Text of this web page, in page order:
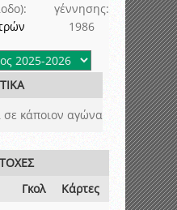
γέννησης:
1986
σε κάποιον αγώνα
Γκολ
Κάρτες